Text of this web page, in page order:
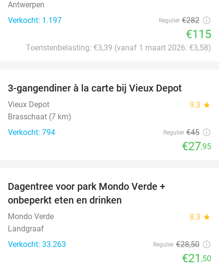
Antwerpen
Verkocht: 1.197
Regulier €282
€115
Toeristenbelasting: €3,39 (vanaf 1 maart 2026: €3,58)
3-gangendiner à la carte bij Vieux Depot
Vieux Depot 9.3 star
Brasschaat (7 km)
Verkocht: 794
Regulier €45
€27,95
Dagentree voor park Mondo Verde +
onbeperkt eten en drinken
Mondo Verde 8.3 star
Landgraaf
Verkocht: 33.263
Regulier €28,50
€21 ,50